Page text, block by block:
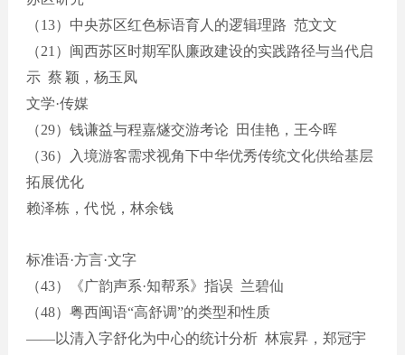
（13）中央苏区红色标语育人的逻辑理路 范文文
（21）闽西苏区时期军队廉政建设的实践路径与当代启
示 蔡颖，杨玉凤
文学·传媒
（29）钱谦益与程嘉燧交游考论 田佳艳，王今晖
（36）入境游客需求视角下中华优秀传统文化供给基层
拓展优化
赖泽栋，代悦，林余钱
标准语·方言·文字
（43） 《广韵声系·知帮系》 指误 兰碧仙
（48）粤西闽语“高舒调”的类型和性质
——以清入字舒化为中心的统计分析 林宸昇，郑冠宇